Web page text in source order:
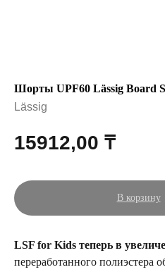
Шорты UPF60 Lässig Board
Lässig
15912,00 ₸
В корзину
LSF for Kids теперь в
переработанного полиэстера